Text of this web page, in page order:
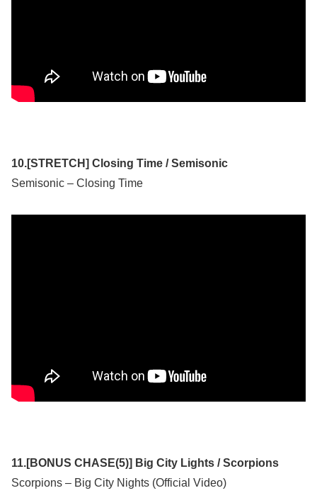
10.[STRETCH] Closing Time / Semisonic
Semisonic – Closing Time
11.[BONUS CHASE(5)] Big City Lights / Scorpions
Scorpions – Big City Nights (Official Video)